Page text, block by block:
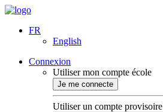
FR
English
Connexion
Utiliser mon compte école
Je me connecte
Utiliser un compte provisoire